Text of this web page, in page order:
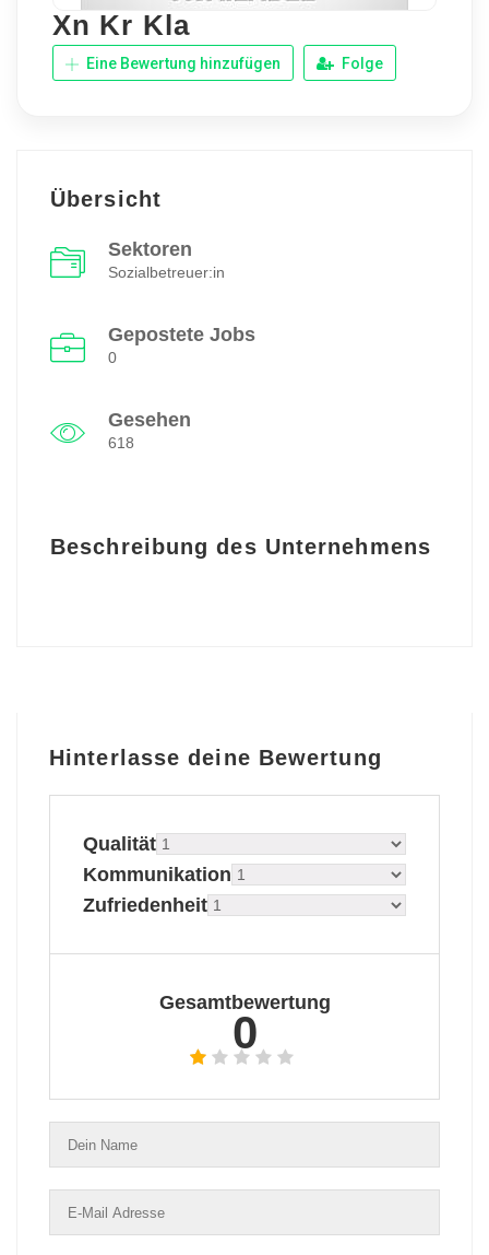
Xn Kr Kla
Eine Bewertung hinzufügen Folge
Übersicht
Sektoren
Sozialbetreuer:in
Gepostete Jobs
0
Gesehen
618
Beschreibung des Unternehmens
Hinterlasse deine Bewertung
Qualität
Kommunikation
Zufriedenheit
Gesamtbewertung
0